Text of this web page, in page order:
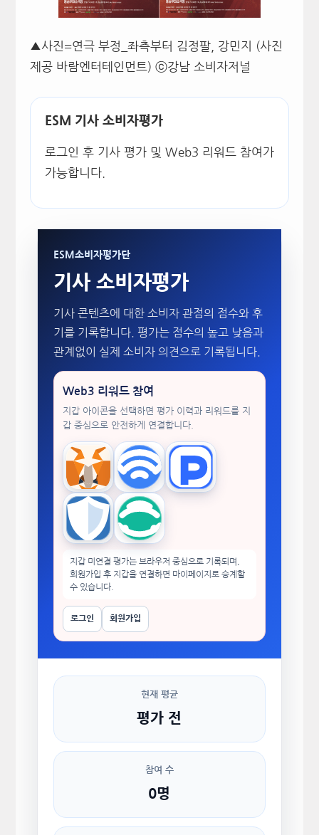
▲사진=연극 부정_좌측부터 김정팔, 강민지 (사진
제공 바람엔터테인먼트) ⓒ강남 소비자저널
ESM 기사 소비자평가
로그인 후 기사 평가 및 Web3 리워드 참여가
가능합니다.
ESM소비자평가단
기사 소비자평가
기사 콘텐츠에 대한 소비자 관점의 점수와 후
기를 기록합니다. 평가는 점수의 높고 낮음과
관계없이 실제 소비자 의견으로 기록됩니다.
Web3 리워드 참여
지갑 아이콘을 선택하면 평가 이력과 리워드를 지
갑 중심으로 안전하게 연결합니다.
MetaMask WalletConnectTokenPocket
Trust Wallet imToken
지갑 미연결 평가는 브라우저 중심으로 기록되며,
회원가입 후 지갑을 연결하면 마이페이지로 승계할
수 있습니다.
로그인 회원가입
현재 평균
평가 전
참여 수
0명